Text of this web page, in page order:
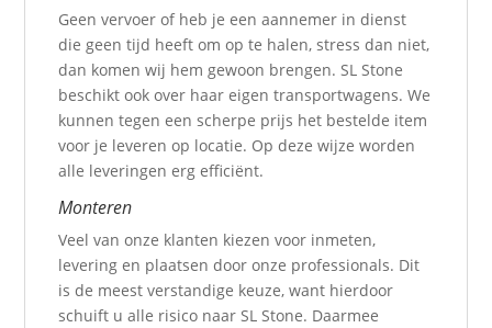
Geen vervoer of heb je een aannemer in dienst
die geen tijd heeft om op te halen, stress dan niet,
dan komen wij hem gewoon brengen. SL Stone
beschikt ook over haar eigen transportwagens. We
kunnen tegen een scherpe prijs het bestelde item
voor je leveren op locatie. Op deze wijze worden
alle leveringen erg efficiënt.
Monteren
Veel van onze klanten kiezen voor inmeten,
levering en plaatsen door onze professionals. Dit
is de meest verstandige keuze, want hierdoor
schuift u alle risico naar SL Stone. Daarmee